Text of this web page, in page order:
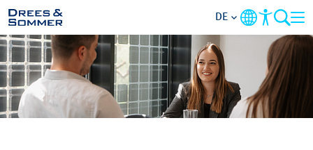
ÜBERSICHT
ÜBER UNS
DE